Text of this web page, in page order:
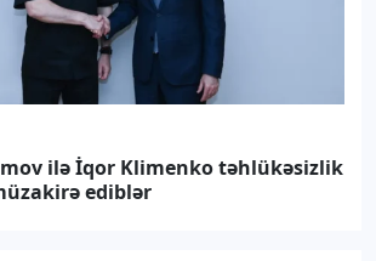
ilə İqor Klimenko təhlükəsizlik
ediblər